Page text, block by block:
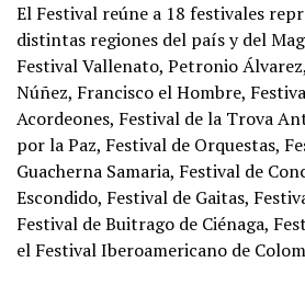
El Festival reúne a 18 festivales
distintas regiones del país y del
Festival Vallenato, Petronio
Núñez, Francisco el Hombre,
Acordeones, Festival de la Trova
por la Paz, Festival de Orquestas,
Guacherna Samaria, Festival de
Escondido, Festival de Gaitas,
Festival de Buitrago de Ciénaga,
el Festival Iberoamericano de